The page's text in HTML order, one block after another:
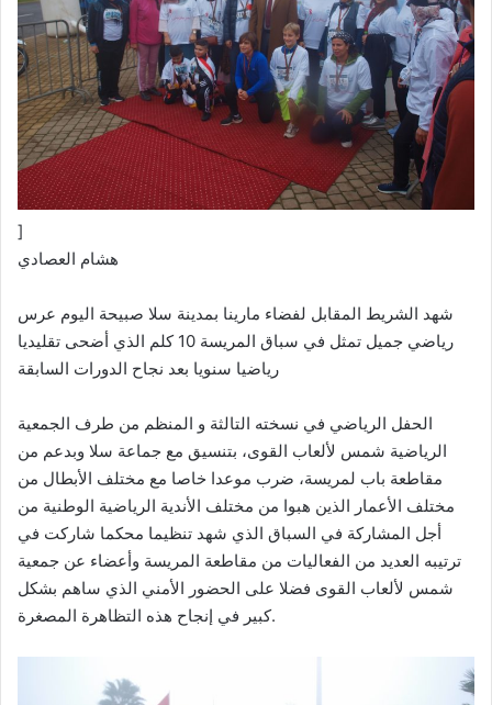
]
هشام العصادي
شهد الشريط المقابل لفضاء مارينا بمدينة سلا صبيحة اليوم عرس
رياضي جميل تمثل في سباق المريسة 10 كلم الذي أضحى تقليديا
رياضيا سنويا بعد نجاح الدورات السابقة
الحفل الرياضي في نسخته التالثة و المنظم من طرف الجمعية
الرياضية شمس لألعاب القوى، بتنسيق مع جماعة سلا وبدعم من
مقاطعة باب لمريسة، ضرب موعدا خاصا مع مختلف الأبطال من
مختلف الأعمار الذين هبوا من مختلف الأندية الرياضية الوطنية من
أجل المشاركة في السباق الذي شهد تنظيما محكما شاركت في
ترتيبه العديد من الفعاليات من مقاطعة المريسة وأعضاء عن جمعية
شمس لألعاب القوى فضلا على الحضور الأمني الذي ساهم بشكل
كبير في إنجاح هذه التظاهرة المصغرة.